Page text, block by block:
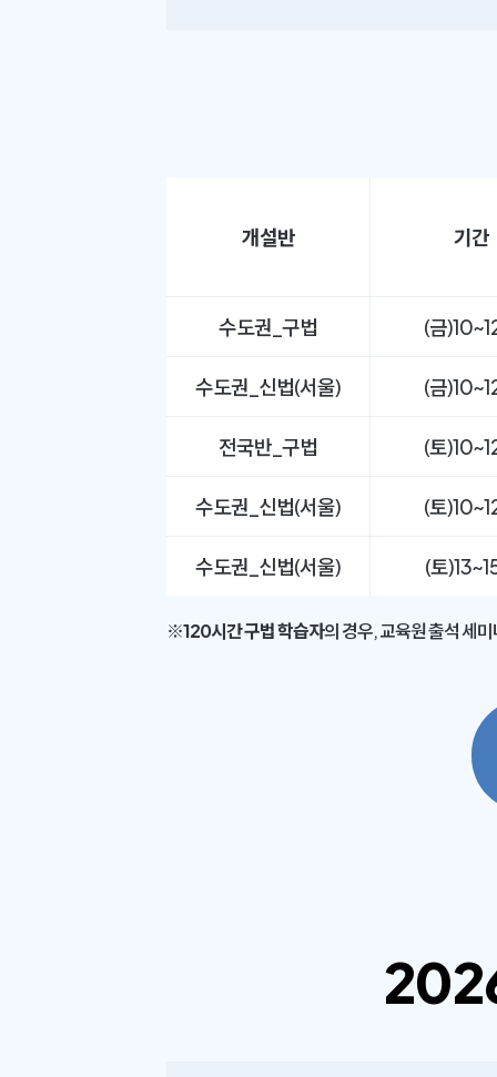
개설반 기간
수도권_구법 (금
수도권_신법(서울) (금
전국반_구법 (토
수도권_신법(서울) (토
수도권_신법(서울) (토
※120시간 구법 학습자의 경우, 교육원 출석 세